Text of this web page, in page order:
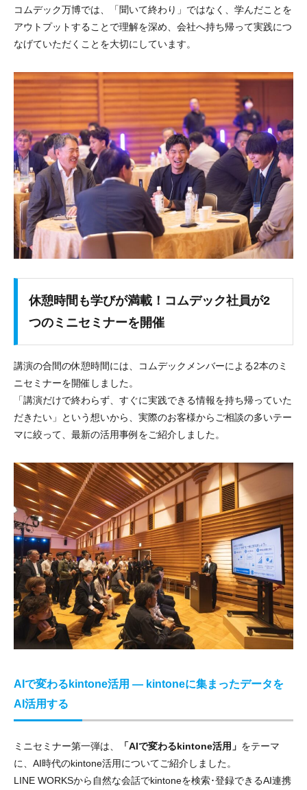
コムデック万博では、「聞いて終わり」ではなく、学んだことを
アウトプットすることで理解を深め、会社へ持ち帰って実践につ
なげていただくことを大切にしています。
休憩時間も学びが満載！コムデック社員が2
つのミニセミナーを開催
講演の合間の休憩時間には、コムデックメンバーによる2本のミ
ニセミナーを開催しました。
「講演だけで終わらず、すぐに実践できる情報を持ち帰っていた
だきたい」という想いから、実際のお客様からご相談の多いテー
マに絞って、最新の活用事例をご紹介しました。
AIで変わるkintone活用 ― kintoneに集まったデータを
AI活用する
ミニセミナー第一弾は、 「AIで変わるkintone活用」 をテーマ
に、AI時代のkintone活用についてご紹介しました。
LINE WORKSから自然な会話でkintoneを検索･登録できるAI連携